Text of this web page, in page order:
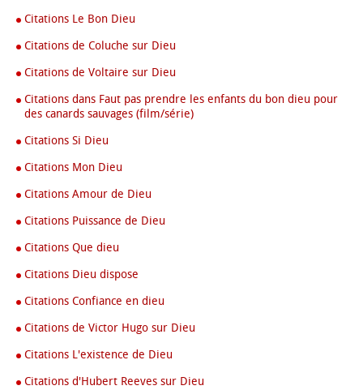
Citations Le Bon Dieu
Citations de Coluche sur Dieu
Citations de Voltaire sur Dieu
Citations dans Faut pas prendre les enfants du bon dieu pour
des canards sauvages (film/série)
Citations Si Dieu
Citations Mon Dieu
Citations Amour de Dieu
Citations Puissance de Dieu
Citations Que dieu
Citations Dieu dispose
Citations Confiance en dieu
Citations de Victor Hugo sur Dieu
Citations L'existence de Dieu
Citations d'Hubert Reeves sur Dieu